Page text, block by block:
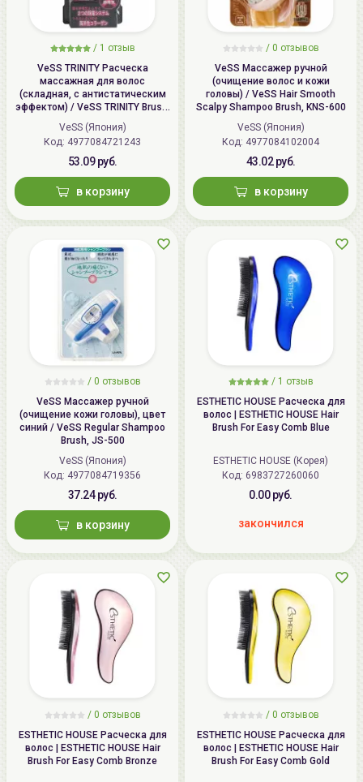
/ 1 отзыв
VeSS TRINITY Расческа
массажная для волос
(складная, с антистатическим
эффектом) / VeSS TRINITY Brush,
TY-780
VeSS (Япония)
Код: 4977084721243
53.09 руб.
в корзину
/ 0 отзывов
VeSS Массажер ручной
(очищение волос и кожи
головы) / VeSS Hair Smooth
Scalpy Shampoo Brush, KNS-600
VeSS (Япония)
Код: 4977084102004
43.02 руб.
в корзину
/ 0 отзывов
VeSS Массажер ручной
(очищение кожи головы), цвет
синий / VeSS Regular Shampoo
Brush, JS-500
VeSS (Япония)
Код: 4977084719356
37.24 руб.
в корзину
/ 1 отзыв
ESTHETIC HOUSE Расческа для
волос | ESTHETIC HOUSE Hair
Brush For Easy Comb Blue
ESTHETIC HOUSE (Корея)
Код: 6983727260060
0.00 руб.
закончился
/ 0 отзывов
ESTHETIC HOUSE Расческа для
волос | ESTHETIC HOUSE Hair
Brush For Easy Comb Bronze
/ 0 отзывов
ESTHETIC HOUSE Расческа для
волос | ESTHETIC HOUSE Hair
Brush For Easy Comb Gold